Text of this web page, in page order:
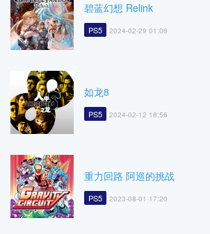
碧蓝幻想 Relink
PS5 2024-02-29 01:08
如龙8
PS5 2024-02-12 18:56
重力回路 阿巡的挑战
PS5 2023-08-01 17:20